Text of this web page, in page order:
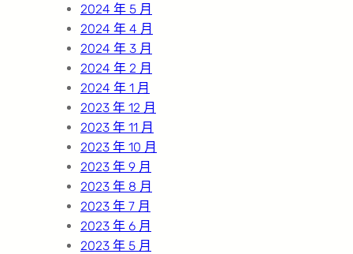
2024 年 5 月
2024 年 4 月
2024 年 3 月
2024 年 2 月
2024 年 1 月
2023 年 12 月
2023 年 11 月
2023 年 10 月
2023 年 9 月
2023 年 8 月
2023 年 7 月
2023 年 6 月
2023 年 5 月